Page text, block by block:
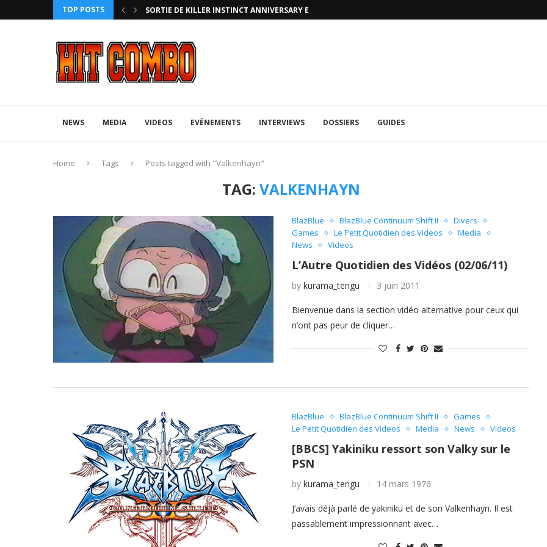
TOP POSTS
AVEC ROLLBACK... SORTIE DE KILLER INSTINCT ANNIVERSARY EDITION
NEWS MEDIA VIDEOS EVÉNEMENTS INTERVIEWS DOSSIERS GUIDES
Home Tags Posts tagged with "Valkenhayn"
TAG: VALKENHAYN
BlazBlue BlazBlue Continuum Shift II
Divers
Games
Le Petit Quotidien des Videos
Media
News
Videos
L’Autre Quotidien des Vidéos (02/06/11)
by kurama_tengu 3 juin 2011
Bienvenue dans la section vidéo alternative pour ceux qui
n’ont pas peur de cliquer…
BlazBlue BlazBlue Continuum Shift II
Games
Le Petit Quotidien des Videos
Media News Videos
[BBCS] Yakiniku ressort son Valky sur le
PSN
by kurama_tengu 14 mars 1976
J’avais déjà parlé de yakiniku et de son Valkenhayn. Il est
passablement impressionnant avec…